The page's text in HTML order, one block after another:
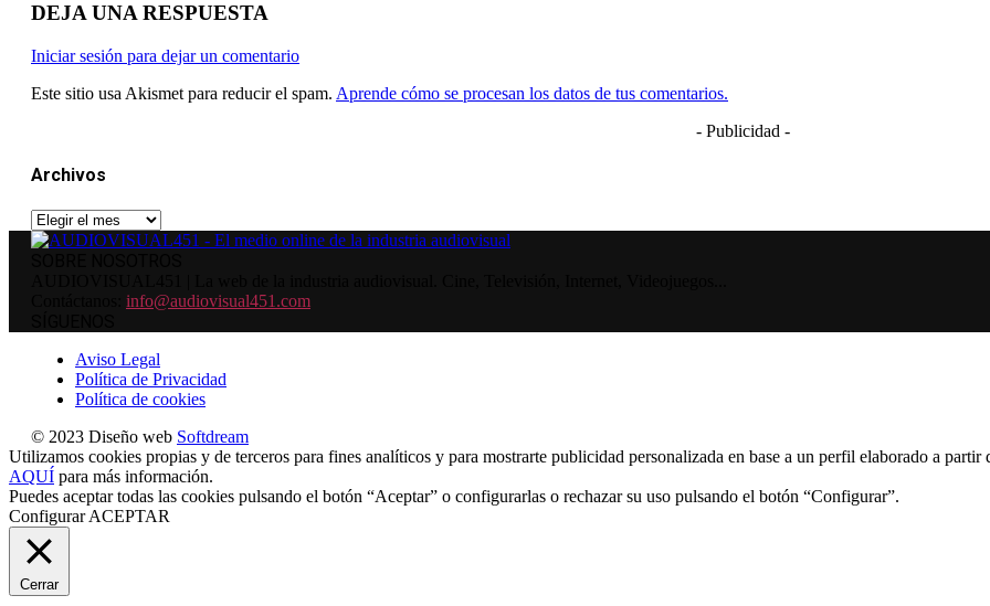
DEJA UNA RESPUESTA
Iniciar sesión para dejar un comentario
Este sitio usa Akismet para reducir el spam. Aprende cómo se procesan los datos de tus comentarios.
- Publicidad -
Archivos
Archivos
info@audiovisual451.com
Aviso Legal
Política de Privacidad
Política de cookies
© 2023 Diseño web Softdream
Utilizamos cookies propias y de terceros para fines analíticos y para mostrarte publicidad personalizada en base a un perfil elaborado a
AQUÍ para más información.
Puedes aceptar todas las cookies pulsando el botón “Aceptar” o configurarlas o rechazar su uso pulsando el botón “Configurar”.
Configurar ACEPTAR
Cerrar